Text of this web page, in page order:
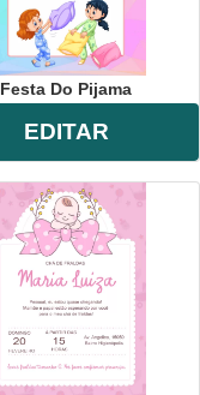
Festa Do Pijama
EDITAR